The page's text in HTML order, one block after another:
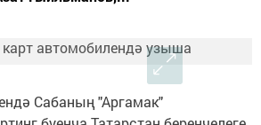
Сабаның "Аргамак"